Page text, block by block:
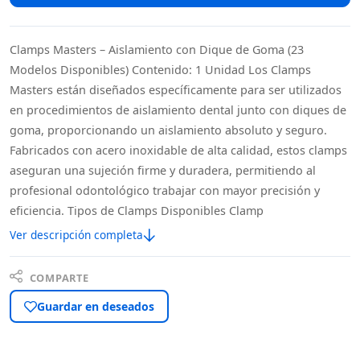
Clamps Masters – Aislamiento con Dique de Goma (23
Modelos Disponibles) Contenido: 1 Unidad Los Clamps
Masters están diseñados específicamente para ser utilizados
en procedimientos de aislamiento dental junto con diques de
goma, proporcionando un aislamiento absoluto y seguro.
Fabricados con acero inoxidable de alta calidad, estos clamps
aseguran una sujeción firme y duradera, permitiendo al
profesional odontológico trabajar con mayor precisión y
eficiencia. Tipos de Clamps Disponibles Clamp
Ver descripción completa
COMPARTE
Guardar en deseados